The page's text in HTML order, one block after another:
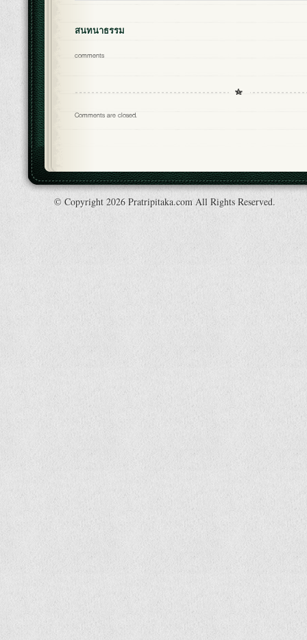
สนทนาธรรม
comments
Comments are closed.
© Copyright 2026 Pratripitaka.com All Rights Reserved.